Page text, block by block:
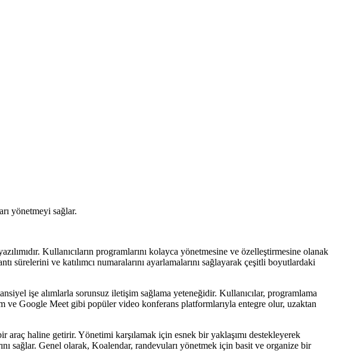
yönetmeyi sağlar.
Kullanıcıların programlarını kolayca yönetmesine ve özelleştirmesine olanak
ve katılımcı numaralarını ayarlamalarını sağlayarak çeşitli boyutlardaki
işe alımlarla sorunsuz iletişim sağlama yeteneğidir. Kullanıcılar, programlama
Google Meet gibi popüler video konferans platformlarıyla entegre olur, uzaktan
haline getirir. Yönetimi karşılamak için esnek bir yaklaşımı destekleyerek
sağlar. Genel olarak, Koalendar, randevuları yönetmek için basit ve organize bir